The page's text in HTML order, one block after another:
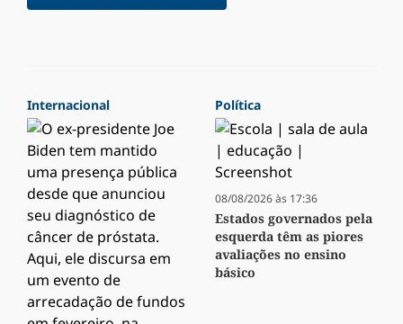
Internacional Política
08/08/2026 às 17:36
Estados governados pela
esquerda têm as piores
avaliações no ensino
básico